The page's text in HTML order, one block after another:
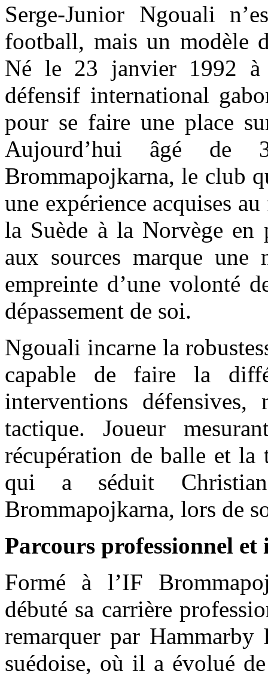
Serge-Junior Ngouali
football, mais un modèle
Né le 23 janvier 1992 à
défensif international
pour se faire une place
Aujourd’hui âgé
Brommapojkarna, le club
une expérience acquises
la Suède à la Norvège en
aux sources marque une
empreinte d’une volonté
dépassement de soi.
Ngouali incarne la
capable de faire la
interventions
tactique. Joueur
récupération de balle et
qui a séduit
Brommapojkarna, lors de
Parcours professionnel
Formé à l’IF
débuté sa carrière
remarquer par
suédoise, où il a évolué